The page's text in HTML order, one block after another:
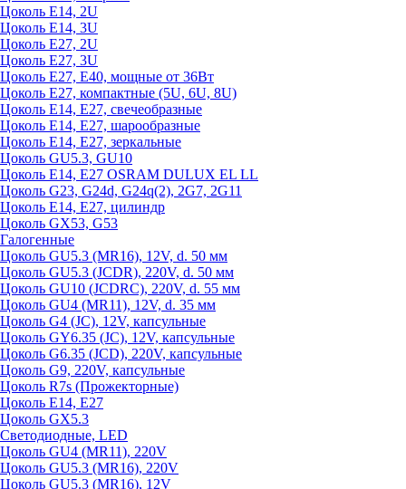
Цоколь Е14, 2U
Цоколь Е14, 3U
Цоколь Е27, 2U
Цоколь Е27, 3U
Цоколь Е27, Е40, мощные от 36Вт
Цоколь Е27, компактные (5U, 6U, 8U)
Цоколь Е14, Е27, свечеобразные
Цоколь Е14, Е27, шарообразные
Цоколь Е14, Е27, зеркальные
Цоколь GU5.3, GU10
Цоколь Е14, Е27 OSRAM DULUX EL LL
Цоколь G23, G24d, G24q(2), 2G7, 2G11
Цоколь Е14, Е27, цилиндр
Цоколь GX53, G53
Галогенные
Цоколь GU5.3 (MR16), 12V, d. 50 мм
Цоколь GU5.3 (JCDR), 220V, d. 50 мм
Цоколь GU10 (JCDRC), 220V, d. 55 мм
Цоколь GU4 (MR11), 12V, d. 35 мм
Цоколь G4 (JC), 12V, капсульные
Цоколь GY6.35 (JC), 12V, капсульные
Цоколь G6.35 (JCD), 220V, капсульные
Цоколь G9, 220V, капсульные
Цоколь R7s (Прожекторные)
Цоколь E14, E27
Цоколь GX5.3
Светодиодные, LED
Цоколь GU4 (MR11), 220V
Цоколь GU5.3 (MR16), 220V
Цоколь GU5.3 (MR16), 12V